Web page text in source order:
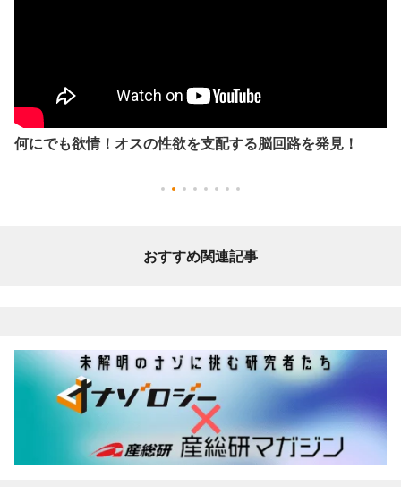
何にでも欲情！オスの性欲を支配する脳回路を発見！
おすすめ関連記事